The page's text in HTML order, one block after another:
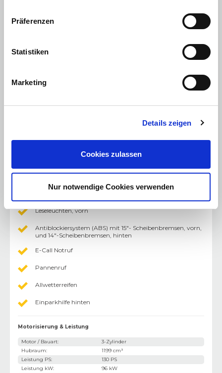
Präferenzen
Statistiken
Marketing
Details zeigen
Cookies zulassen
Nur notwendige Cookies verwenden
Einstellbare Fahrmodi (Normal, Sport, Eco)
Außenspiegel, elektrisch einstell- und beheizbar, manuell
Fahrersitz 6-fach manuell einstellbar (Länge, Höhe,
Lehnenneigung)
Schaltwippen am Lenkrad
Fahrersitz, in Höhe einstellbar
Beheizbares Lederlenkrad
Leseleuchten, vorn
Antiblockiersystem (ABS) mit 15"- Scheibenbremsen, vorn,
und 14"-Scheibenbremsen, hinten
E-Call Notruf
Pannenruf
Allwetterreifen
Einparkhilfe hinten
Motorisierung & Leistung
Motor / Bauart:
3-Zylinder
Hubraum:
1199 cm³
Leistung PS:
130 PS
Leistung kW:
96 kW